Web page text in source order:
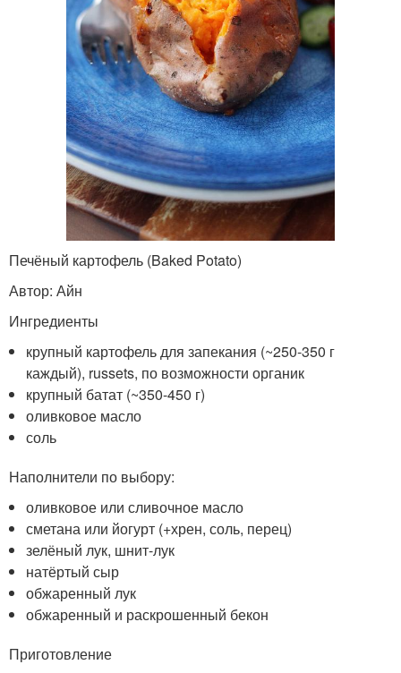
Печёный картофель (Baked Potato)
Автор: Айн
Ингредиенты
крупный картофель для запекания (~250-350 г
каждый), russets, по возможности органик
крупный батат (~350-450 г)
оливковое масло
соль
Наполнители по выбору:
оливковое или сливочное масло
сметана или йогурт (+хрен, соль, перец)
зелёный лук, шнит-лук
натёртый сыр
обжаренный лук
обжаренный и раскрошенный бекон
Приготовление